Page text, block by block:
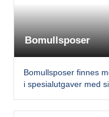
Bomullsposer
Bomullsposer finnes
i spesialutgaver med